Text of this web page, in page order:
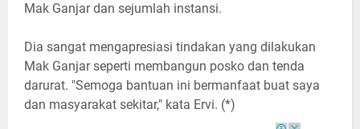
Mak Ganjar dan sejumlah instansi.
Dia sangat mengapresiasi tindakan yang dilakukan
Mak Ganjar seperti membangun posko dan tenda
darurat. "Semoga bantuan ini bermanfaat buat saya
dan masyarakat sekitar," kata Ervi. (*)